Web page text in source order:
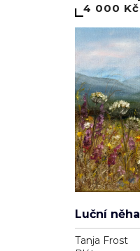
4 000 Kč
Luční něha
Tanja Frost